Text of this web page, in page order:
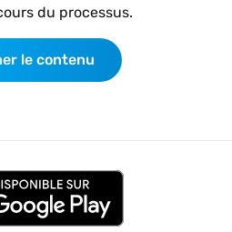
du processus.
le contenu